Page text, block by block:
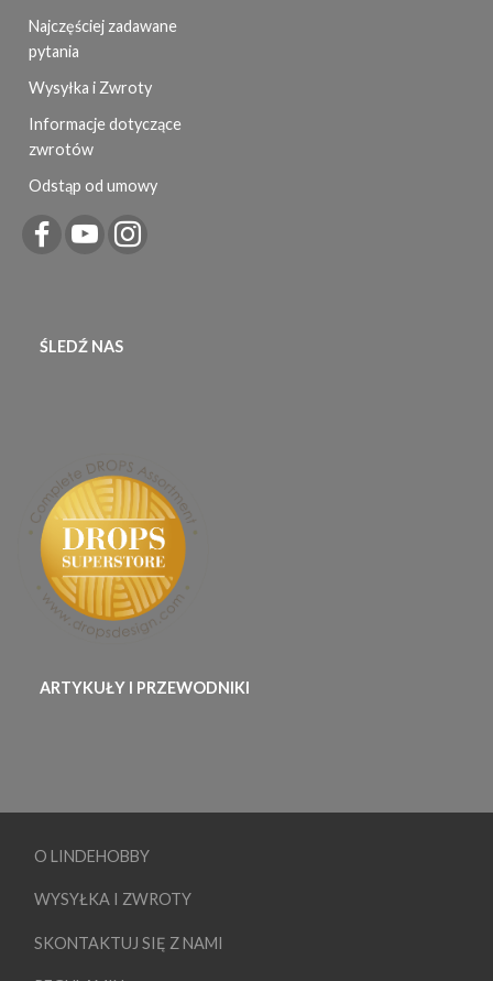
Najczęściej zadawane
pytania
Wysyłka i Zwroty
Informacje dotyczące
zwrotów
Odstąp od umowy
ŚLEDŹ NAS
ARTYKUŁY I PRZEWODNIKI
O LINDEHOBBY
WYSYŁKA I ZWROTY
SKONTAKTUJ SIĘ Z NAMI